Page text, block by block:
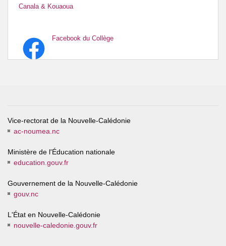
Canala & Kouaoua
Facebook du Collège
Vice-rectorat de la Nouvelle-Calédonie
ac-noumea.nc
Ministère de l'Éducation nationale
education.gouv.fr
Gouvernement de la Nouvelle-Calédonie
gouv.nc
L'État en Nouvelle-Calédonie
nouvelle-caledonie.gouv.fr